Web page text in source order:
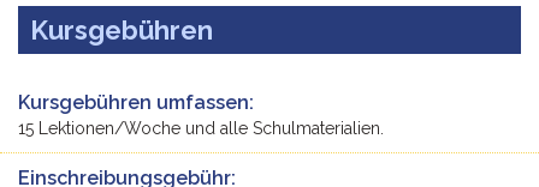
Kursgebühren
Kursgebühren umfassen:
15 Lektionen/Woche und alle Schulmaterialien.
Einschreibungsgebühr: